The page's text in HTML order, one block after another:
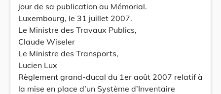
jour de sa publication au Mémorial.
Luxembourg, le 31 juillet 2007.
Le Ministre des Travaux Publics,
Claude Wiseler
Le Ministre des Transports,
Lucien Lux
Règlement grand-ducal du 1er août 2007 relatif à
la mise en place d’un Système d’Inventaire